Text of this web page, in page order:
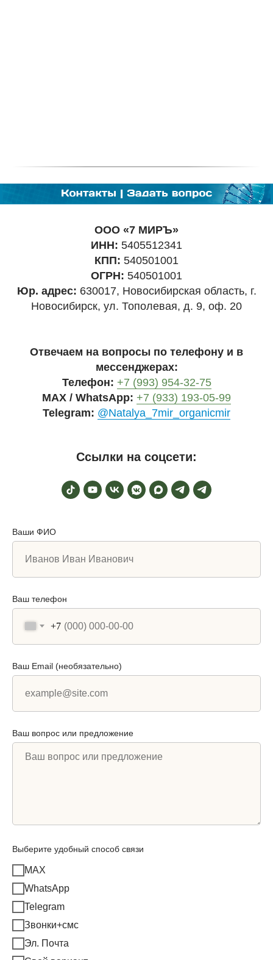
ООО «7 МИРЪ»
ИНН: 5405512341
КПП: 540501001
ОГРН: 540501001
Юр. адрес: 630017, Новосибирская область, г.
Новосибирск, ул. Тополевая, д. 9, оф. 20
Отвечаем на вопросы по телефону и в
мессенджерах:
Телефон: +7 (993) 954-32-75
MAX / WhatsApp: +7 (933) 193-05-99
Telegram: @Natalya_7mir_organicmir
Ссылки на соцсети:
Ваши ФИО
Ваш телефон
+7
Ваш Email (необязательно)
Ваш вопрос или предложение
Выберите удобный способ связи
MAX
WhatsApp
Telegram
Звонки+смс
Эл. Почта